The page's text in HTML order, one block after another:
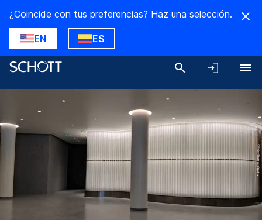
¿Coincide con tus preferencias? Haz una selección.
EN ES